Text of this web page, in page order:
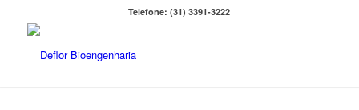
Telefone: (31) 3391-3222